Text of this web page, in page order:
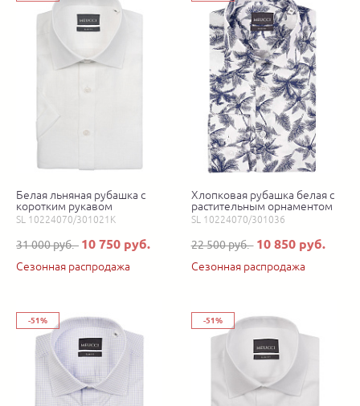
Белая льняная рубашка с
коротким рукавом
SL 10224070/301021K
31 000 руб. 10 750 руб.
Сезонная распродажа
Хлопковая рубашка белая с
растительным орнаментом
SL 10224070/301036
22 500 руб. 10 850 руб.
Сезонная распродажа
-51% -51%